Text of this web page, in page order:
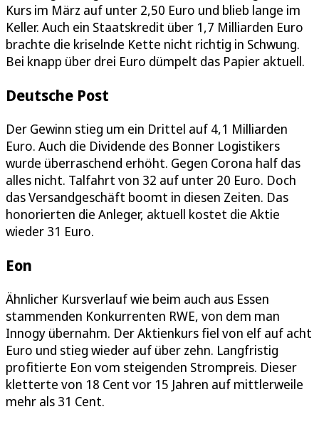
Kurs im März auf unter 2,50 Euro und blieb lange im
Keller. Auch ein Staatskredit über 1,7 Milliarden Euro
brachte die kriselnde Kette nicht richtig in Schwung.
Bei knapp über drei Euro dümpelt das Papier aktuell.
Deutsche Post
Der Gewinn stieg um ein Drittel auf 4,1 Milliarden
Euro. Auch die Dividende des Bonner Logistikers
wurde überraschend erhöht. Gegen Corona half das
alles nicht. Talfahrt von 32 auf unter 20 Euro. Doch
das Versandgeschäft boomt in diesen Zeiten. Das
honorierten die Anleger, aktuell kostet die Aktie
wieder 31 Euro.
Eon
Ähnlicher Kursverlauf wie beim auch aus Essen
stammenden Konkurrenten RWE, von dem man
Innogy übernahm. Der Aktienkurs fiel von elf auf acht
Euro und stieg wieder auf über zehn. Langfristig
profitierte Eon vom steigenden Strompreis. Dieser
kletterte von 18 Cent vor 15 Jahren auf mittlerweile
mehr als 31 Cent.